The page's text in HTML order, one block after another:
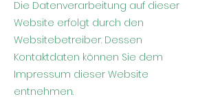
Die Datenverarbeitung auf dieser
Website erfolgt durch den
Websitebetreiber. Dessen
Kontaktdaten können Sie dem
Impressum dieser Website
entnehmen.